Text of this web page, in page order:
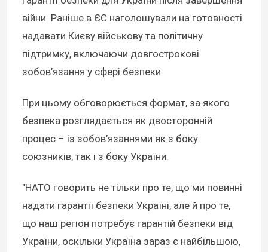
війни. Раніше в ЄС наголошували на готовності
надавати Києву військову та політичну
підтримку, включаючи довгострокові
зобов’язання у сфері безпеки.
При цьому обговорюється формат, за якого
безпека розглядається як двосторонній
процес – із зобов’язаннями як з боку
союзників, так і з боку України.
"НАТО говорить не тільки про те, що ми повинні
надати гарантії безпеки Україні, але й про те,
що наш регіон потребує гарантій безпеки від
України, оскільки Україна зараз є найбільшою,